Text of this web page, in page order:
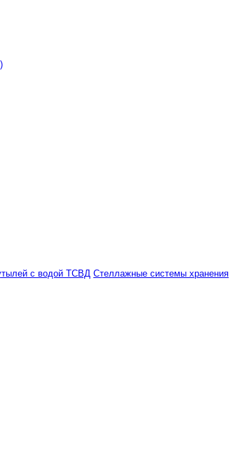
с водой ТСВД Стеллажные системы хранения